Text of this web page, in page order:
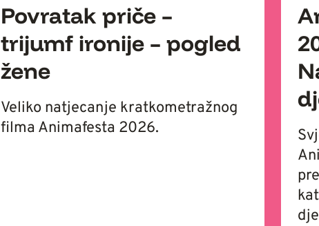
Povratak priče –
trijumf ironije – pogled
žene
Veliko natjecanje kratkometražnog
filma Animafesta 2026.